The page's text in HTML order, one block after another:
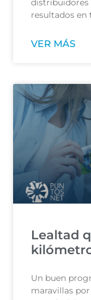
distribuidores
resultados en
VER MÁS
Lealtad
Un buen
maravillas